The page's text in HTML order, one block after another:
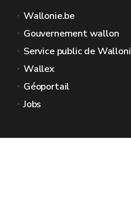
Wallonie.be
Gouvernement wallon
Service public de
Wallex
Géoportail
Jobs